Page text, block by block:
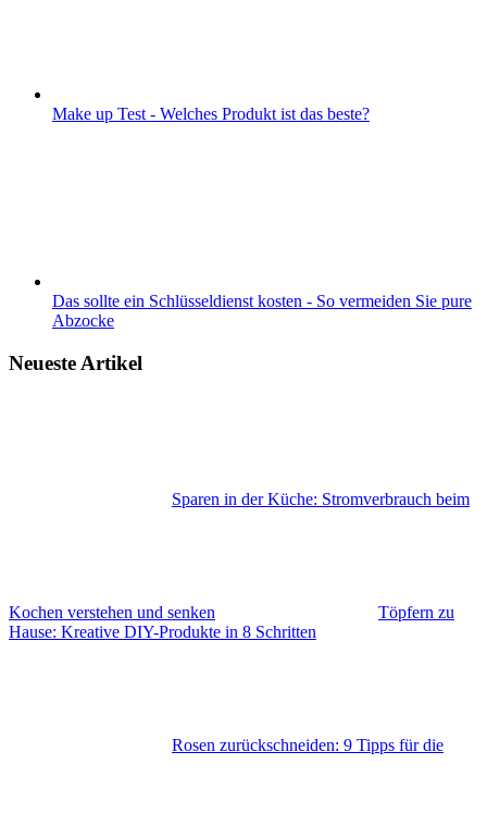
Make up Test - Welches Produkt ist das beste?
Das sollte ein Schlüsseldienst kosten - So vermeiden Sie pure
Abzocke
Neueste Artikel
Sparen in der Küche: Stromverbrauch beim
Kochen verstehen und senken
Töpfern zu
Hause: Kreative DIY-Produkte in 8 Schritten
Rosen zurückschneiden: 9 Tipps für die